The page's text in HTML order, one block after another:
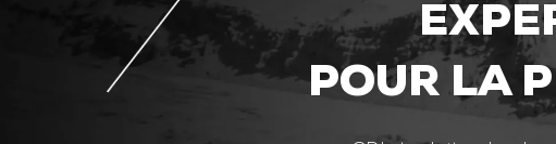
POUR LA